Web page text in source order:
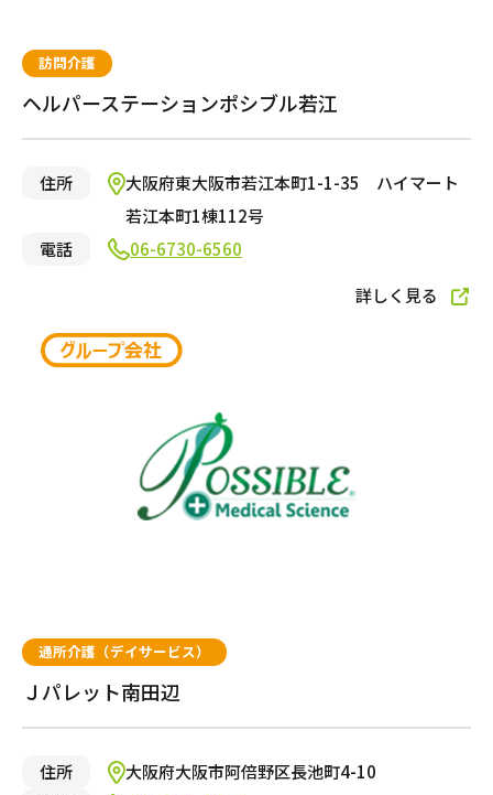
訪問介護
ヘルパーステーションポシブル若江
住所
大阪府東大阪市若江本町1-1-35 ハイマート
若江本町1棟112号
電話
06-6730-6560
詳しく見る
通所介護（デイサービス）
Ｊパレット南田辺
住所
大阪府大阪市阿倍野区長池町4-10